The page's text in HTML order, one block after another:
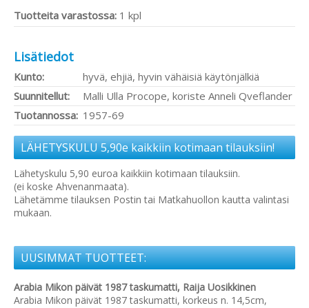
Tuotteita varastossa: 1 kpl
Lisätiedot
Kunto:
hyvä, ehjiä, hyvin vähäisiä käytönjälkiä
Suunnitellut:
Malli Ulla Procope, koriste Anneli Qveflander
Tuotannossa: 1957-69
LÄHETYSKULU 5,90e kaikkiin kotimaan tilauksiin!
Lähetyskulu 5,90 euroa kaikkiin kotimaan tilauksiin.
(ei koske Ahvenanmaata).
Lähetämme tilauksen Postin tai Matkahuollon kautta valintasi
mukaan.
UUSIMMAT TUOTTEET:
Arabia Mikon päivät 1987 taskumatti, Raija Uosikkinen
Arabia Mikon päivät 1987 taskumatti, korkeus n. 14,5cm,